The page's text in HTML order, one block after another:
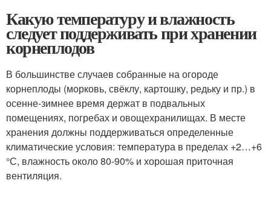
Какую температуру и влажность
следует поддерживать при хранении
корнеплодов
В большинстве случаев собранные на огороде
корнеплоды (морковь, свёклу, картошку, редьку и пр.) в
осенне-зимнее время держат в подвальных
помещениях, погребах и овощехранилищах. В месте
хранения должны поддерживаться определенные
климатические условия: температура в пределах +2…+6
°С, влажность около 80-90% и хорошая приточная
вентиляция.